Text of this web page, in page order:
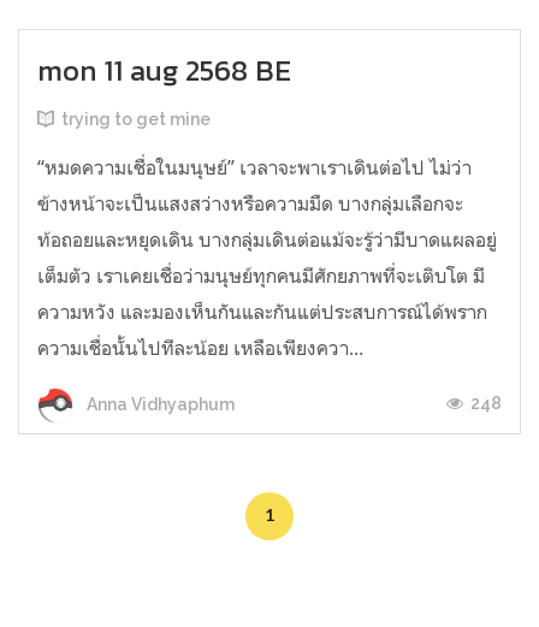
mon 11 aug 2568 BE
trying to get mine
“หมดความเชื่อในมนุษย์” เวลาจะพาเราเดินต่อไป ไม่ว่า
ข้างหน้าจะเป็นแสงสว่างหรือความมืด บางกลุ่มเลือกจะ
ท้อถอยและหยุดเดิน บางกลุ่มเดินต่อแม้จะรู้ว่ามีบาดแผลอยู่
เต็มตัว เราเคยเชื่อว่ามนุษย์ทุกคนมีศักยภาพที่จะเติบโต มี
ความหวัง และมองเห็นกันและกันแต่ประสบการณ์ได้พราก
ความเชื่อนั้นไปทีละน้อย เหลือเพียงควา...
Anna Vidhyaphum 248
1